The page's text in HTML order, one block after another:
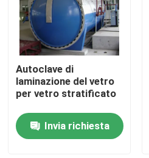
Autoclave di
laminazione del vetro
per vetro stratificato
Invia richiesta